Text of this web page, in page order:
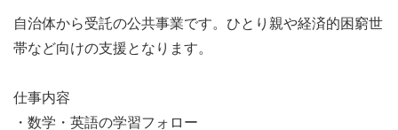
自治体から受託の公共事業です。ひとり親や経済的困窮世
帯など向けの支援となります。
仕事内容
・数学・英語の学習フォロー